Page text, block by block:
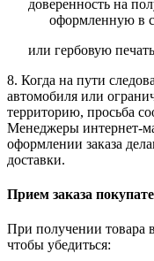
доверенность на
оформленную в
или гербовую
8. Когда на пути
автомобиля или
территорию, просьба
Менеджеры интернет-
оформлении заказа
доставки.
Прием заказа
При получении товара
чтобы убедиться: